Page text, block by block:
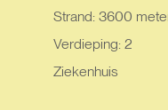
Strand: 3600
Verdieping: 2
Ziekenhuis